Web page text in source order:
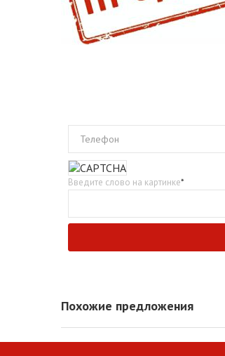
Телефон
Введите слово на картинке*
Похожие предложения